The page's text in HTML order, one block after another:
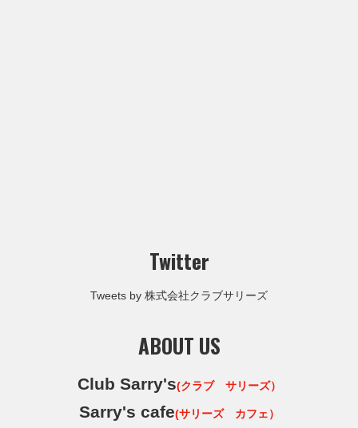
Twitter
Tweets by 株式会社クラブサリーズ
ABOUT US
Club Sarry's(クラブ サリーズ）
Sarry's cafe(サリーズ カフェ）